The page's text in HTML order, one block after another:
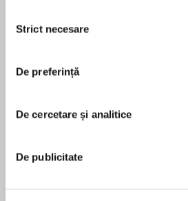
consimțământului
Strict necesare
De preferință
De cercetare și analitice
De publicitate
Applebaum's
In thisdarkly comic novel
rope is so frayed it's about to
a call that her husband has
She imagines the worst. But
În acest moment nu
Ellen Meister
Ellen Meister is the author of
including LOVE SOLD